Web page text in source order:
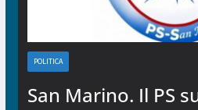
POLITICA
San Marino. Il PS